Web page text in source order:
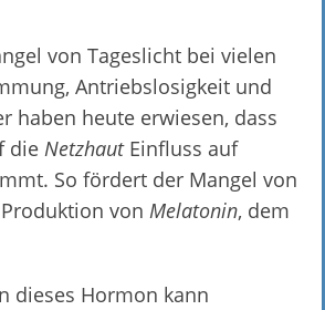
von Tageslicht bei vielen
Antriebslosigkeit und
haben heute erwiesen, dass
die NetzhautEinfluss auf
So fördert der Mangel von
von Melatonin, dem
dieses Hormon kann